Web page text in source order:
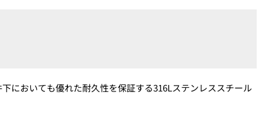
においても優れた耐久性を保証する316Lステンレススチール